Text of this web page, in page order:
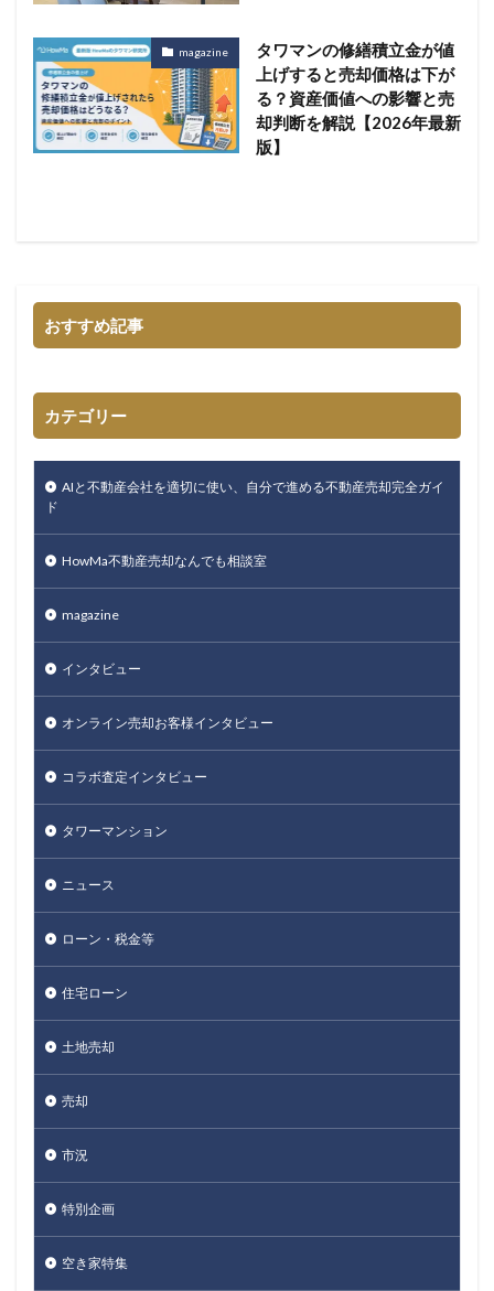
magazine
タワマンの修繕積立金が値
上げすると売却価格は下が
る？資産価値への影響と売
却判断を解説【2026年最新
版】
おすすめ記事
カテゴリー
AIと不動産会社を適切に使い、自分で進める不動産売却完全ガイ
ド
HowMa不動産売却なんでも相談室
magazine
インタビュー
オンライン売却お客様インタビュー
コラボ査定インタビュー
タワーマンション
ニュース
ローン・税金等
住宅ローン
土地売却
売却
市況
特別企画
空き家特集